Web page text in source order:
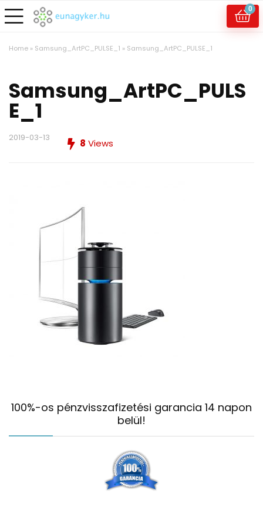
0
Home » Samsung_ArtPC_PULSE_1 » Samsung_ArtPC_PULSE_1
Samsung_ArtPC_PULS
E_1
2019-03-13 8 Views
100%-os pénzvisszafizetési garancia 14 napon
belül!